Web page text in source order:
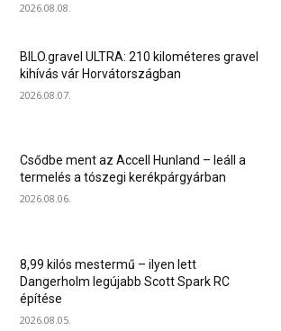
2026.08.08.
BILO.gravel ULTRA: 210 kilométeres gravel
kihívás vár Horvátországban
2026.08.07.
Csődbe ment az Accell Hunland – leáll a
termelés a tószegi kerékpárgyárban
2026.08.06.
8,99 kilós mestermű – ilyen lett
Dangerholm legújabb Scott Spark RC
építése
2026.08.05.